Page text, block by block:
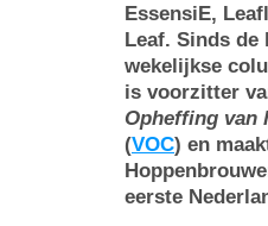
EssensiE,
Leaf. Sinds
wekelijkse
is voorzitter
Opheffing van
(VOC) en
eerste